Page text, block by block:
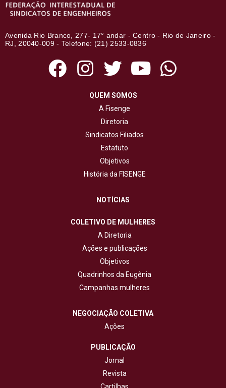
Avenida Rio Branco, 277- 17° andar - Centro - Rio de Janeiro -
RJ, 20040-009 - Telefone: (21) 2533-0836
QUEM SOMOS
A Fisenge
Diretoria
Sindicatos Filiados
Estatuto
Objetivos
História da FISENGE
NOTÍCIAS
COLETIVO DE MULHERES
A Diretoria
Ações e publicações
Objetivos
Quadrinhos da Eugênia
Campanhas mulheres
NEGOCIAÇÃO COLETIVA
Ações
PUBLICAÇÃO
Jornal
Revista